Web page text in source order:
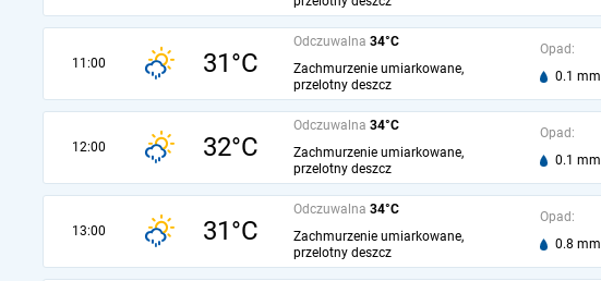
11:00 31°C
Odczuwalna 34°C
Zachmurzenie umiarkowane,
przelotny deszcz
Opad:
0.1 mm
12:00 32°C
Odczuwalna 34°C
Zachmurzenie umiarkowane,
przelotny deszcz
Opad:
0.1 mm
13:00 31°C
Odczuwalna 34°C
Zachmurzenie umiarkowane,
przelotny deszcz
Opad:
0.8 mm